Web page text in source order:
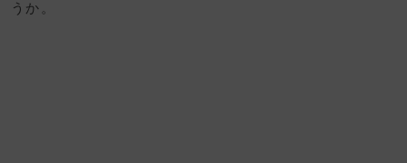
うか。